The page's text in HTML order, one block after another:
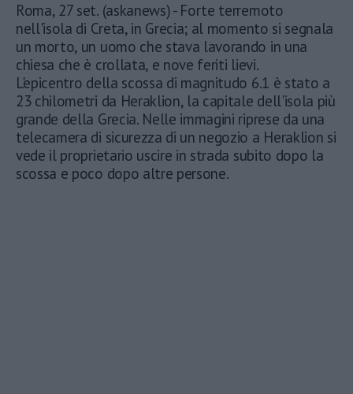
Roma, 27 set. (askanews) - Forte terremoto
nell'isola di Creta, in Grecia; al momento si segnala
un morto, un uomo che stava lavorando in una
chiesa che è crollata, e nove feriti lievi.
L'epicentro della scossa di magnitudo 6.1 è stato a
23 chilometri da Heraklion, la capitale dell'isola più
grande della Grecia. Nelle immagini riprese da una
telecamera di sicurezza di un negozio a Heraklion si
vede il proprietario uscire in strada subito dopo la
scossa e poco dopo altre persone.